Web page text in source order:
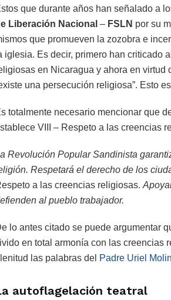
que durante años han señalado a
Liberación Nacional – FSLN por su
que promueven la zozobra e
iglesia. Es decir, primero han criticado
en Nicaragua y ahora en
una persecución religiosa”. Esto
totalmente necesario mencionar que
VIII – Respeto a las creencias
Revolución Popular Sandinista
Respetará el derecho de los
a las creencias religiosas.
al pueblo trabajador.
lo antes citado se puede argumentar
en total armonía con las creencias
las palabras del Padre Uriel
autoflagelación teatral